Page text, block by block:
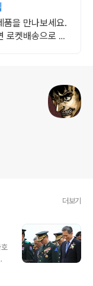
품을 만나보세요.
로켓배송으로 받
더보기